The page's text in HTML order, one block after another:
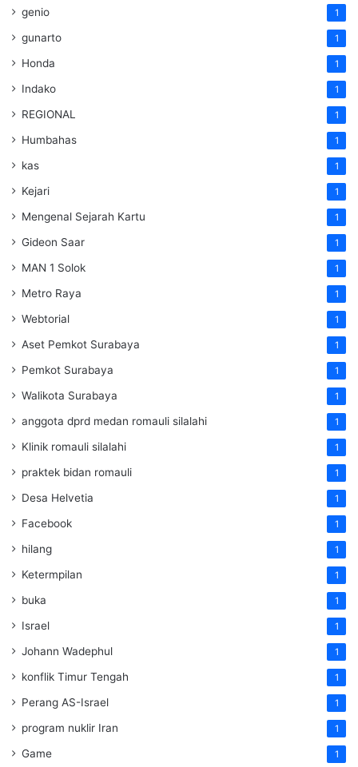
genio 1
gunarto 1
Honda 1
Indako 1
REGIONAL 1
Humbahas 1
kas 1
Kejari 1
Mengenal Sejarah Kartu 1
Gideon Saar 1
MAN 1 Solok 1
Metro Raya 1
Webtorial 1
Aset Pemkot Surabaya 1
Pemkot Surabaya 1
Walikota Surabaya 1
anggota dprd medan romauli silalahi 1
Klinik romauli silalahi 1
praktek bidan romauli 1
Desa Helvetia 1
Facebook 1
hilang 1
Ketermpilan 1
buka 1
Israel 1
Johann Wadephul 1
konflik Timur Tengah 1
Perang AS-Israel 1
program nuklir Iran 1
Game 1